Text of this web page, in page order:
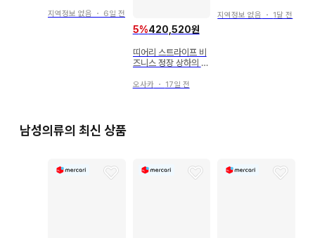
지역정보 없음 ・ 6일 전
5%420,520원
띠어리 스트라이프 비
즈니스 정장 상하의 세
오사카・ 17일 전
지역정보 없음 ・ 1달 전
남성의류의 최신 상품